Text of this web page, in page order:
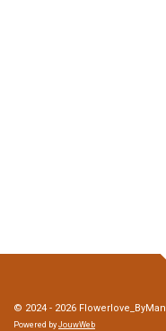
© 2024 - 2026
Powered by JouwWeb